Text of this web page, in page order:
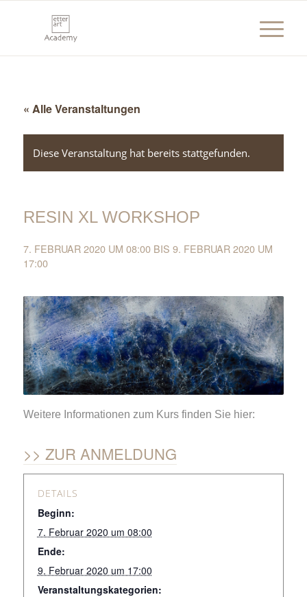
« Alle Veranstaltungen
Diese Veranstaltung hat bereits stattgefunden.
RESIN XL WORKSHOP
7. FEBRUAR 2020 UM 08:00BIS 9. FEBRUAR 2020 UM
17:00
Weitere Informationen zum Kurs finden Sie hier:
ZUR ANMELDUNG
DETAILS
Beginn:
7. Februar 2020 um 08:00
Ende:
9. Februar 2020 um 17:00
Veranstaltungskategorien: